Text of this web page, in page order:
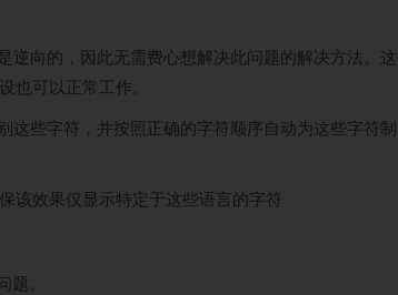
向的，因此无需费心想解决此问题的解决方法。这
也可以正常工作。
些字符，并按照正确的字符顺序自动为这些字符制
该效果仅显示特定于这些语言的字符
。